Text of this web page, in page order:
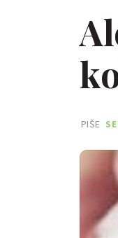
PIŠE